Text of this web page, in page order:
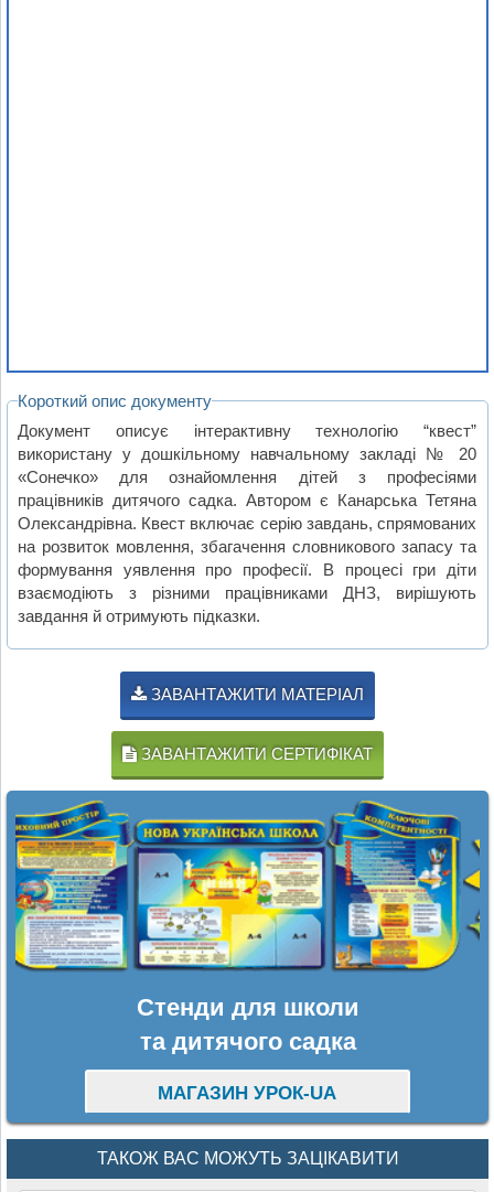
Короткий опис документу
Документ описує інтерактивну технологію “квест”
використану у дошкільному навчальному закладі № 20
«Сонечко» для ознайомлення дітей з професіями
працівників дитячого садка. Автором є Канарська Тетяна
Олександрівна. Квест включає серію завдань, спрямованих
на розвиток мовлення, збагачення словникового запасу та
формування уявлення про професії. В процесі гри діти
взаємодіють з різними працівниками ДНЗ, вирішують
завдання й отримують підказки.
ЗАВАНТАЖИТИ МАТЕРІАЛ
ЗАВАНТАЖИТИ СЕРТИФІКАТ
Стенди для школи
та дитячого садка
МАГАЗИН УРОК-UA
ТАКОЖ ВАС МОЖУТЬ ЗАЦІКАВИТИ